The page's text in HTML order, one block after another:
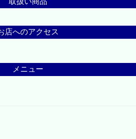
店へのアクセス
メニュー